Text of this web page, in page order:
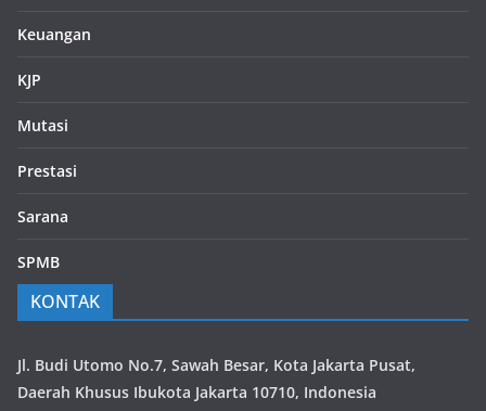
Keuangan
KJP
Mutasi
Prestasi
Sarana
SPMB
KONTAK
Jl. Budi Utomo No.7, Sawah Besar, Kota Jakarta Pusat,
Daerah Khusus Ibukota Jakarta 10710, Indonesia